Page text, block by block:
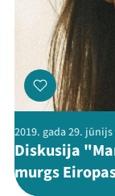
2019. gada 29. jūnijs
Diskusija
murgs